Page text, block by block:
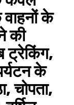
के
की
ट्रेकिंग,
के
चोपता,